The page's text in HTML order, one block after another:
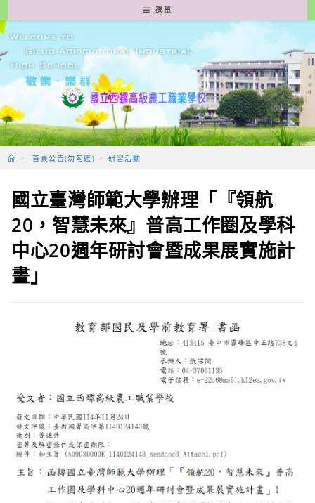
轉
至
要
容
選單
> -首頁公告(勿勾選) > 研習活動
國立臺灣師範大學辦理「『領航
20，智慧未來』普高工作圈及學科
中心20週年研討會暨成果展實施計
畫」